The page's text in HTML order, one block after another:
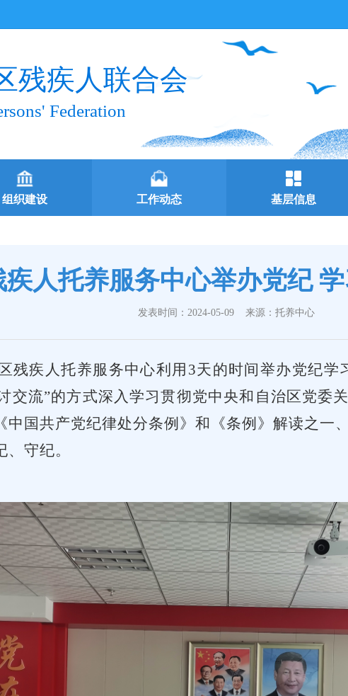
残疾人联合会
Federation
组织建设 工作动态 基层信息
疾人托养服务中心举办党纪
发表时间：2024-05-09 来源：托养中心
残疾人托养服务中心利用3天的时间举办党纪学
交流”的方式深入学习贯彻党中央和自治区党委
中国共产党纪律处分条例》和
《条例》解读之一
守纪。